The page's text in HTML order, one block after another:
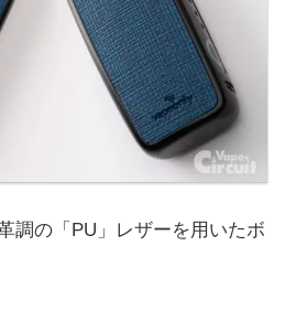
調の「PU」レザーを用いたボ